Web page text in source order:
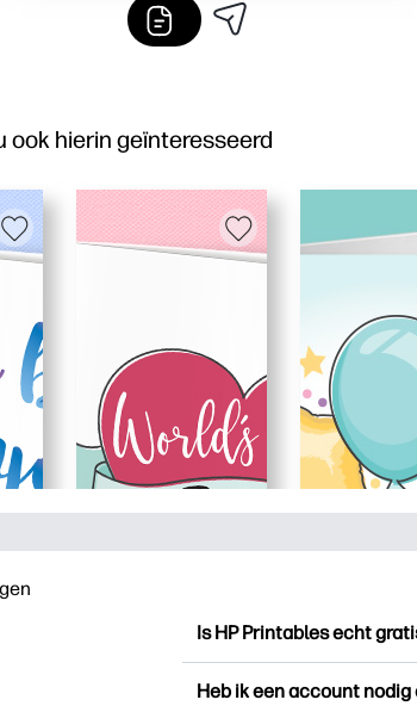
ook hierin geïnteresseerd
Is HP Printables echt
Heb ik een account